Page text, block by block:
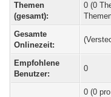
Themen
(gesamt):
0 (0
Gesamte
Onlinezeit:
Empfohlene
Benutzer:
0
0 (0